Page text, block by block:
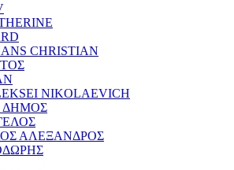
CHRISTIAN
NIKOLAEVICH
ΔΗΜΟΣ
ΑΛΕΞΑΝΔΡΟΣ